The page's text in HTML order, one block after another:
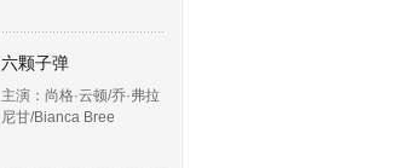
六颗子弹
主演：尚格·云顿/乔·弗拉
尼甘/Bianca Bree